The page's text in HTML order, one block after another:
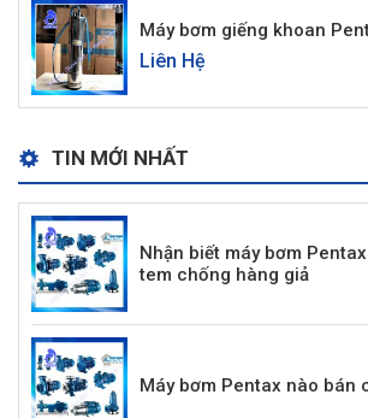
Máy bơm giếng khoan
Liên Hệ
TIN MỚI NHẤT
Nhận biết máy bơm
tem chống hàng giả
Máy bơm Pentax nào bán